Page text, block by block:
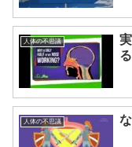
人体の不思議
人体の不思議